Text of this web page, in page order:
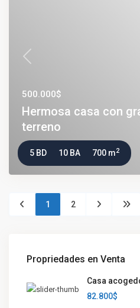
Previous
500.000$
Hermosa casa con
terreno
5 BD 10 BA 700 m2
1 2
Propriedades en Venta
Casa
82.800$